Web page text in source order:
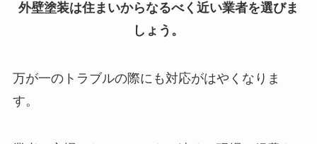
外壁塗装は住まいからなるべく近い業者を選びま
しょう。
万が一のトラブルの際にも対応がはやくなりま
す。